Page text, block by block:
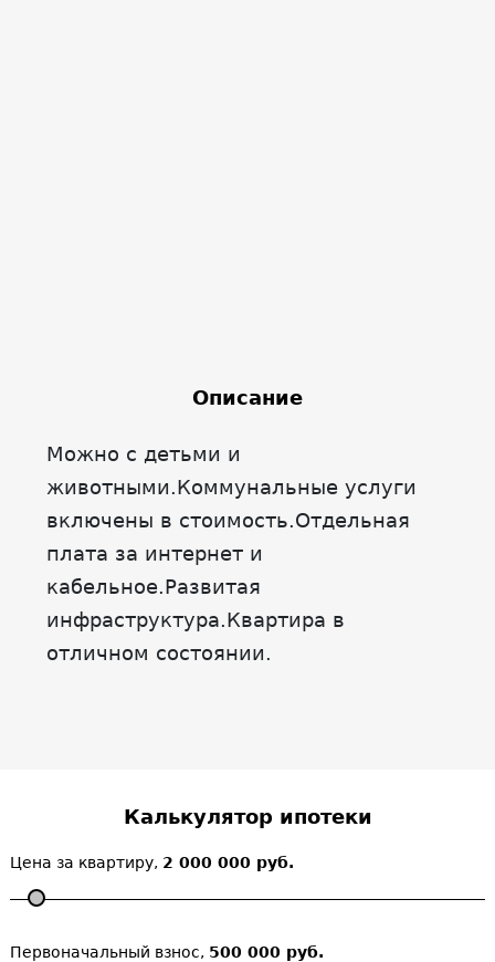
Описание
Можно с детьми и
животными.Коммунальные услуги
включены в стоимость.Отдельная
плата за интернет и
кабельное.Развитая
инфраструктура.Квартира в
отличном состоянии.
Калькулятор ипотеки
Цена за квартиру, 2 000 000 руб.
Первоначальный взнос, 500 000 руб.